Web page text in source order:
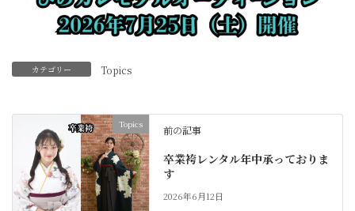
カテゴリー Topics
Topics 前の記事
卒業袴レンタル年中承っておりま
す
2026年6月12日